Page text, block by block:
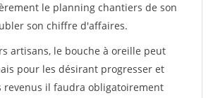
le planning chantiers de son
son chiffre d'affaires.
artisans, le bouche à oreille peut
pour les désirant progresser et
revenus il faudra obligatoirement